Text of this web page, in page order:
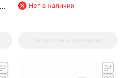
к стене телескопический
33-53 см 11009A
Нет в наличии